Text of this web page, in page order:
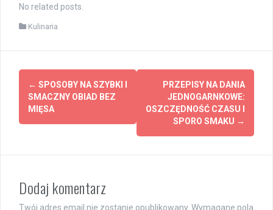
No related posts.
Kulinaria
Post
navigation
← SPOSOBY NA SZYBKI I
SMACZNY OBIAD BEZ
MIĘSA
PRZEPISY NA DANIA
JEDNOGARNKOWE:
OSZCZĘDNOŚĆ CZASU I
SPORO SMAKU →
Dodaj komentarz
Twój adres email nie zostanie opublikowany. Wymagane pola